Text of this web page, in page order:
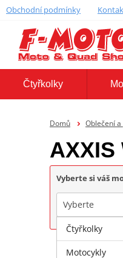
Obchodní podmínky
Čtyřkolky
Domů Oblečení
AXXIS
Vyberte si váš
Vyberte
Čtyřkolky
Motocykly